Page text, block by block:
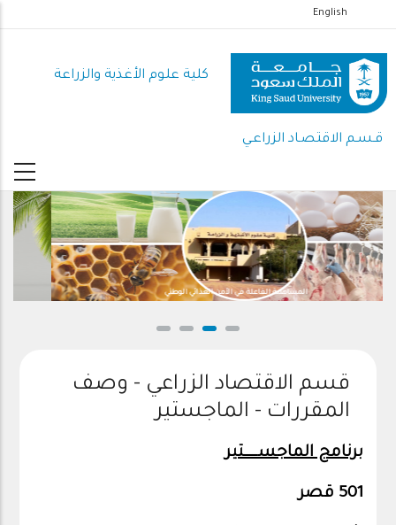
إلى
المحتوى
الرئيسي
English
كلية علوم الأغذية والزراعة
قـسـم الاقتصـاد الزراعـي
المساهمة الفاعلة في الأمن الغذائي الوطني
قسم الاقتصاد الزراعي - وصف
المقررات - الماجستير
برنامج الماجســـــتير
501 قصر